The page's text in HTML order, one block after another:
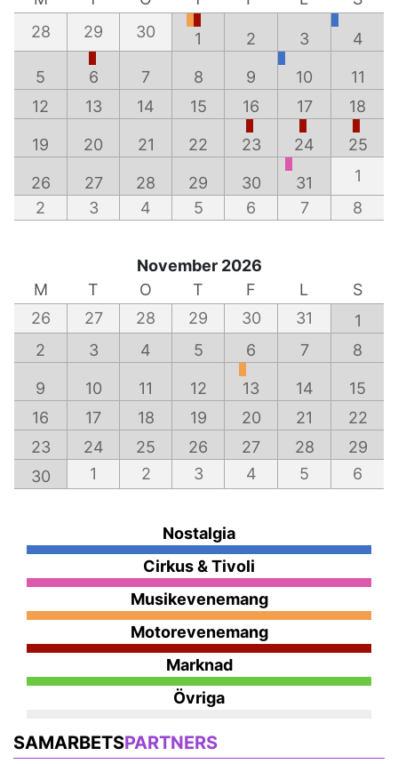
28
29 30 1 2 3 4
5 6 7 8 9 10
11
12
13 14 15 16 17 18
19 20 21 22 23 24 25
26 27 28 29 30 31
1
2
3 4 5 6 7 8
November 2026
M
T O T F L
S
26
27 28 29 30 31
1
2
3 4 5 6 7 8
9 10 11 12 13 14
15
16
17 18 19 20 21
22
23
24 25 26 27 28
29
30
1 2 3 4 5 6
Nostalgia
Cirkus & Tivoli
Musikevenemang
Motorevenemang
Marknad
Övriga
SAMARBETSPARTNERS